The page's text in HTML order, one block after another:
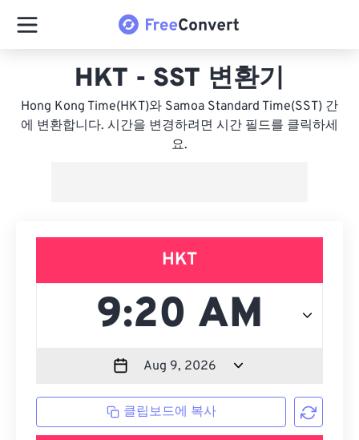
HKT - SST 변환기
Hong Kong Time(HKT)와 Samoa Standard Time(SST) 간
에 변환합니다. 시간을 변경하려면 시간 필드를 클릭하세
요.
HKT
클립보드에 복사